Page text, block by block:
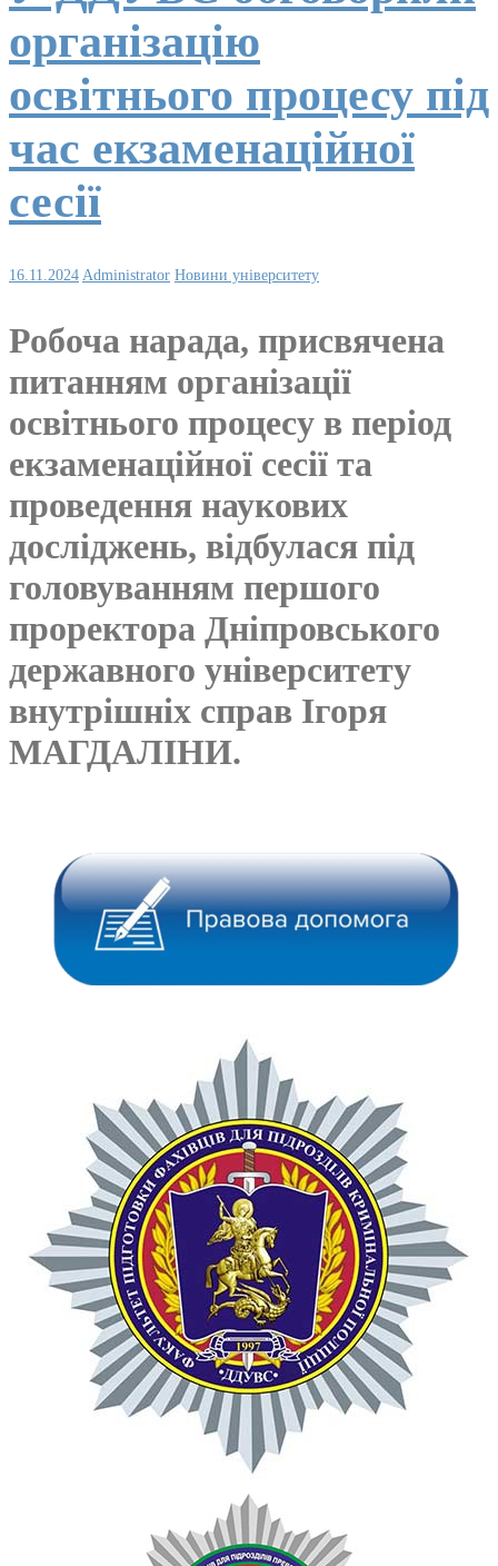
організацію
освітнього процесу під
час екзаменаційної
сесії
16.11.2024 Administrator Новини університету
Робоча нарада, присвячена
питанням організації
освітнього процесу в період
екзаменаційної сесії та
проведення наукових
досліджень, відбулася під
головуванням першого
проректора Дніпровського
державного університету
внутрішніх справ Ігоря
МАГДАЛІНИ.